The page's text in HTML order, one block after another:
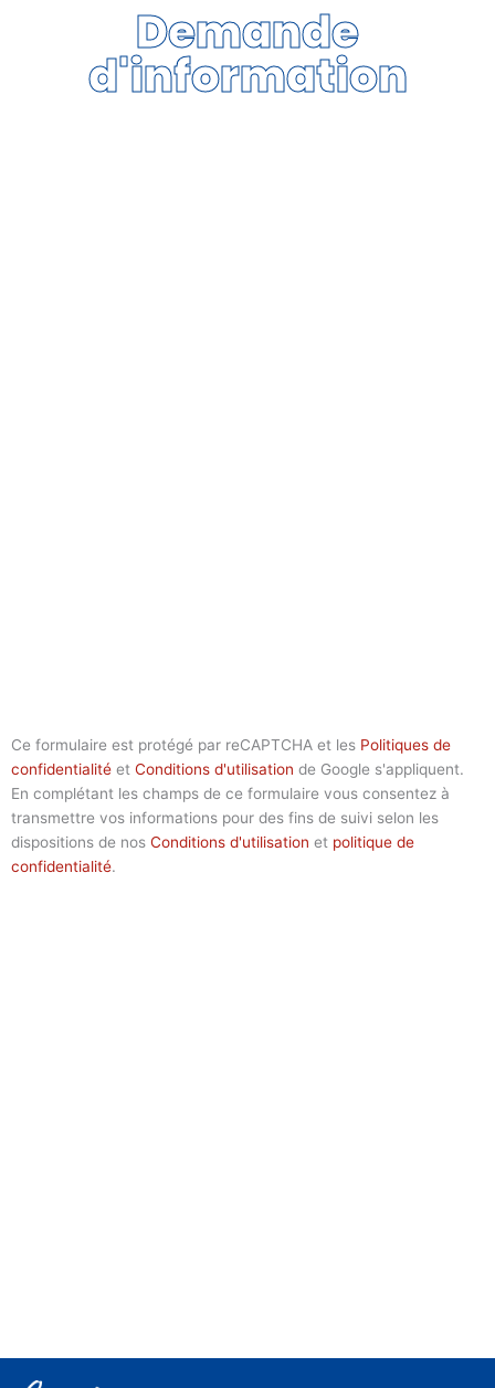
Demande
d'information
Ce formulaire est protégé par reCAPTCHA et les Politiques de
confidentialité et Conditions d'utilisation de Google s'appliquent.
En complétant les champs de ce formulaire vous consentez à
transmettre vos informations pour des fins de suivi selon les
dispositions de nos Conditions d'utilisation et politique de
confidentialité.